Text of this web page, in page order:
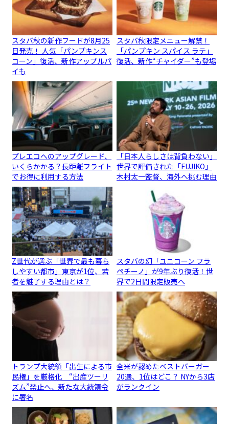
スタバ秋の新作フードが8月25
日発売！ 人気「パンプキンス
コーン」復活、新作アップルパ
イも
スタバ秋限定メニュー解禁！
「パンプキン スパイス ラテ」
復活、新作“チャイダー”も登場
プレエコへのアップグレード、
いくらかかる？長距離フライト
でお得に利用する方法
「日本人らしさは背負わない」
世界で評価された「FUJIKO」
木村太一監督、海外へ挑む理由
Z世代が選ぶ「世界で最も暮ら
しやすい都市」東京が1位、若
者を魅了する理由とは？
スタバの幻「ユニコーン フラ
ペチーノ」が9年ぶり復活！世
界で2日間限定販売へ
トランプ大統領「出生による市
民権」を厳格化 “出産ツーリ
ズム”禁止へ、新たな大統領令
に署名
全米が認めたベストバーガー
20選、1位はどこ？ NYから3店
がランクイン